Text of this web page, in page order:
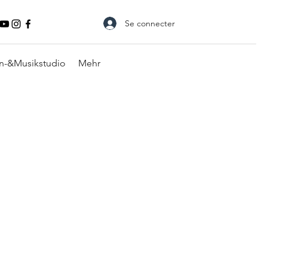
Se connecter
&Musikstudio Mehr